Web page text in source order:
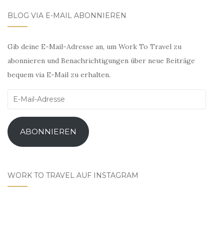
BLOG VIA E-MAIL ABONNIEREN
Gib deine E-Mail-Adresse an, um Work To Travel zu
abonnieren und Benachrichtigungen über neue Beiträge
bequem via E-Mail zu erhalten.
E-
Adresse
ABONNIEREN
WORK TO TRAVEL AUF INSTAGRAM